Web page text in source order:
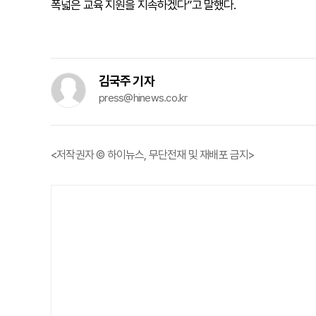
폭넓은 교육 지원을 지속하겠다”고 말했다.
김국주 기자
press@hinews.co.kr
<저작권자 © 하이뉴스, 무단전재 및 재배포 금지>